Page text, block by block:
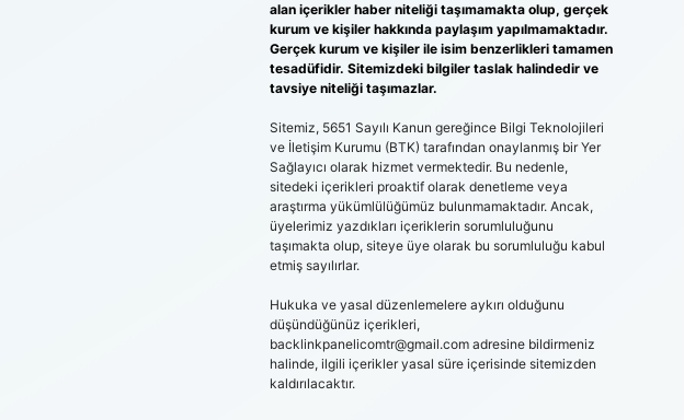
alan içerikler haber niteliği taşımamakta olup, gerçek
kurum ve kişiler hakkında paylaşım yapılmamaktadır.
Gerçek kurum ve kişiler ile isim benzerlikleri tamamen
tesadüfidir. Sitemizdeki bilgiler taslak halindedir ve
tavsiye niteliği taşımazlar.
Sitemiz, 5651 Sayılı Kanun gereğince Bilgi Teknolojileri
ve İletişim Kurumu (BTK) tarafından onaylanmış bir Yer
Sağlayıcı olarak hizmet vermektedir. Bu nedenle,
sitedeki içerikleri proaktif olarak denetleme veya
araştırma yükümlülüğümüz bulunmamaktadır. Ancak,
üyelerimiz yazdıkları içeriklerin sorumluluğunu
taşımakta olup, siteye üye olarak bu sorumluluğu kabul
etmiş sayılırlar.
Hukuka ve yasal düzenlemelere aykırı olduğunu
düşündüğünüz içerikleri,
backlinkpanelicomtr@gmail.comadresine bildirmeniz
halinde, ilgili içerikler yasal süre içerisinde sitemizden
kaldırılacaktır.